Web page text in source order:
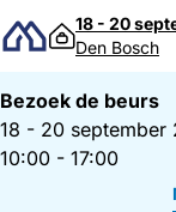
Direct naar
18 - 20
Den Bosch
Bezoek de beurs
18 - 20 september
10:00 - 17:00